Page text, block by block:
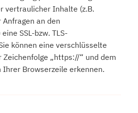
vertraulicher Inhalte (z.B.
an den
SSL-bzw. TLS-
können eine verschlüsselte
Zeichenfolge „https://“ und dem
Ihrer Browserzeile erkennen.